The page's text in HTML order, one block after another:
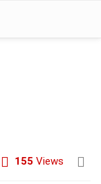
155 Views